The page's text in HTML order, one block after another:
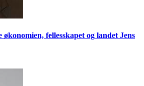
fellesskapet og landet Jens